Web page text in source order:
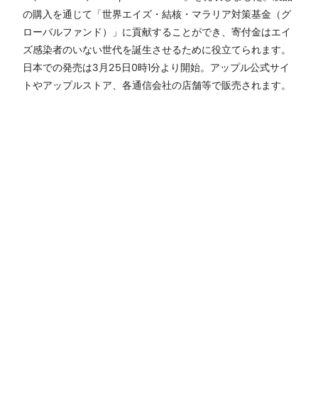
の購入を通じて「世界エイズ・結核・マラリア対策基金（グ
ローバルファンド）」に貢献することができ、寄付金はエイ
ズ感染者のいない世代を誕生させるために役立てられます。
日本での発売は3月25日0時1分より開始。アップル公式サイ
トやアップルストア、各通信会社の店舗等で販売されます。